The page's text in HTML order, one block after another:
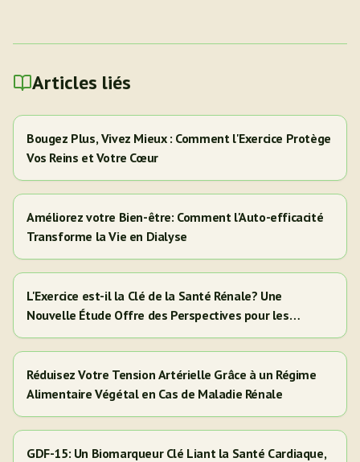
Articles liés
Bougez Plus, Vivez Mieux : Comment l'Exercice Protège
Vos Reins et Votre Cœur
Améliorez votre Bien-être: Comment l'Auto-efficacité
Transforme la Vie en Dialyse
L'Exercice est-il la Clé de la Santé Rénale? Une
Nouvelle Étude Offre des Perspectives pour les
Adultes Hispaniques/Latinos
Réduisez Votre Tension Artérielle Grâce à un Régime
Alimentaire Végétal en Cas de Maladie Rénale
GDF-15: Un Biomarqueur Clé Liant la Santé Cardiaque,